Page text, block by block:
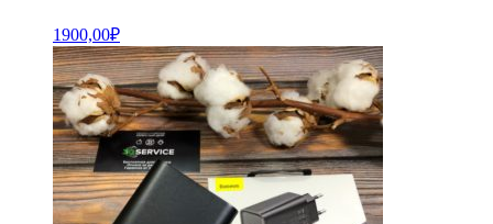
1900,00₽